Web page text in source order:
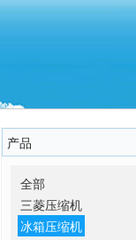
产品
全部
三菱压缩机
冰箱压缩机